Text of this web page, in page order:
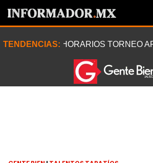
TENDENCIAS: HORARIOS TORNEO